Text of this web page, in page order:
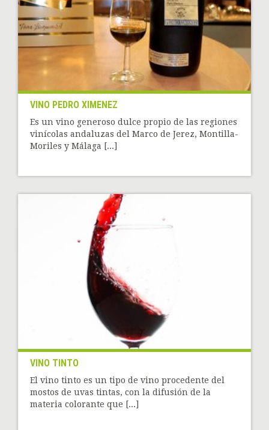
VINO PEDRO XIMENEZ
Es un vino generoso dulce propio de las regiones
vinícolas andaluzas del Marco de Jerez, Montilla-
Moriles y Málaga [...]
VINO TINTO
El vino tinto es un tipo de vino procedente del
mostos de uvas tintas, con la difusión de la
materia colorante que [...]